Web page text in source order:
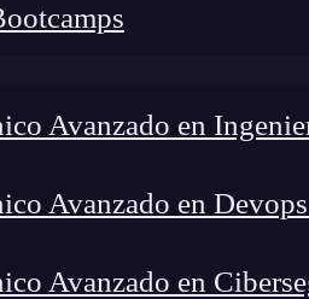
Avanzado en
Avanzado en
Avanzado en